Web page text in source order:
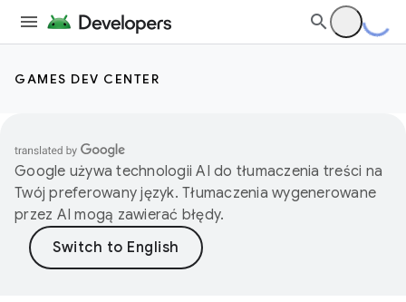
GAMES DEV CENTER
Google używa technologii AI do tłumaczenia treści na
Twój preferowany język. Tłumaczenia wygenerowane
przez AI mogą zawierać błędy.